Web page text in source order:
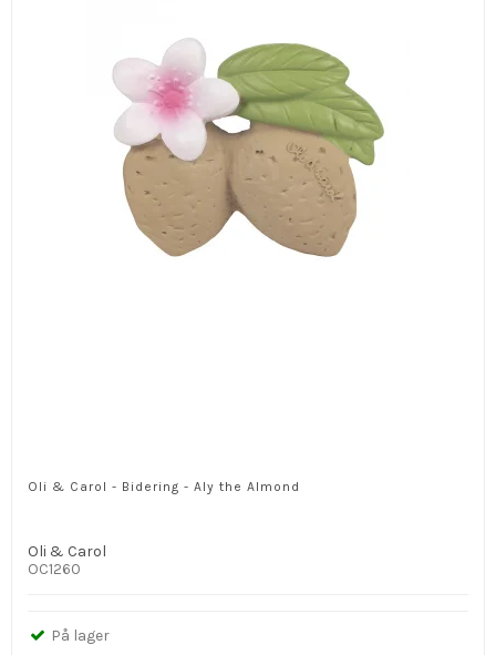
Oli & Carol - Bidering - Aly the Almond
Oli & Carol
OC1260
På lager